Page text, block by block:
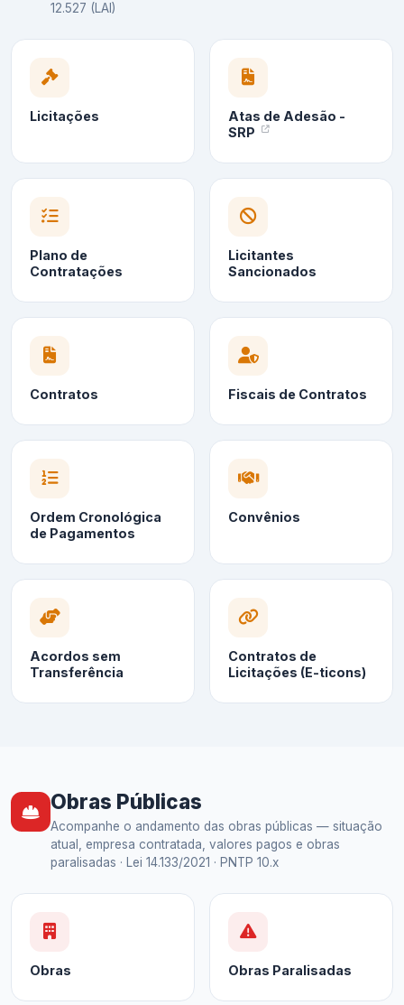
12.527 (LAI)
Licitações
Atas de Adesão -
SRP
Plano de
Contratações
Licitantes
Sancionados
Contratos Fiscais de Contratos
Ordem Cronológica
de Pagamentos
Convênios
Acordos sem
Transferência
Contratos de
Licitações (E-ticons)
Obras Públicas
Acompanhe o andamento das obras públicas — situação
atual, empresa contratada, valores pagos e obras
paralisadas · Lei 14.133/2021 · PNTP 10.x
Obras Obras Paralisadas